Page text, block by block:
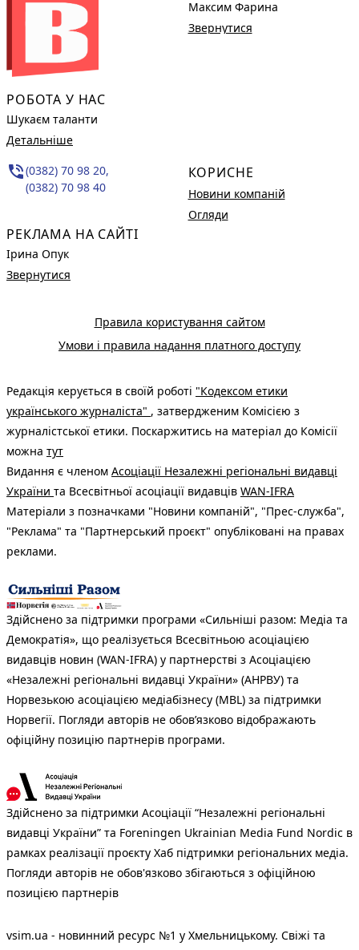
РОБОТА У НАС
Шукаєм таланти
Детальніше
phone_in_talk(0382) 70 98 20,
(0382) 70 98 40
РЕКЛАМА НА САЙТІ
Ірина Опук
Звернутися
Максим Фарина
Звернутися
КОРИСНЕ
Новини компаній
Огляди
Правила користування сайтом
Умови і правила надання платного доступу
Редакція керується в своїй роботі "Кодексом етики
українського журналіста" , затвердженим Комісією з
журналістської етики. Поскаржитись на матеріал до Комісії
можна тут
Видання є членом Асоціації Незалежні регіональні видавці
України та Всесвітньої асоціації видавців WAN-IFRA
Матеріали з позначками "Новини компаній", "Прес-служба",
"Реклама" та "Партнерський проєкт" опубліковані на правах
реклами.
Здійснено за підтримки програми «Сильніші разом: Медіа та
Демократія», що реалізується Всесвітньою асоціацією
видавців новин (WAN-IFRA) у партнерстві з Асоціацією
«Незалежні регіональні видавці України» (АНРВУ) та
Норвезькою асоціацією медіабізнесу (MBL) за підтримки
Норвегії. Погляди авторів не обов’язково відображають
офіційну позицію партнерів програми.
Здійснено за підтримки Асоціації “Незалежні регіональні
видавці України” та Foreningen Ukrainian Media Fund Nordic в
рамках реалізації проєкту Хаб підтримки регіональних медіа.
Погляди авторів не обов'язково збігаються з офіційною
позицією партнерів
vsim.ua - новинний ресурс №1 у Хмельницькому. Свіжі та